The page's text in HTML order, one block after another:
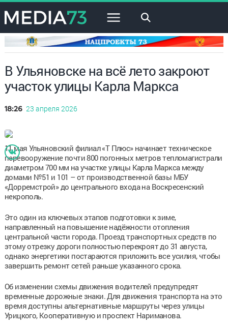
×
В Ульяновске на всё лето закроют
участок улицы Карла Маркса
18:26 23 апреля 2026
11 мая Ульяновский филиал «Т Плюс» начинает техническое
перевооружение почти 800 погонных метров тепломагистрали
диаметром 700 мм на участке улицы Карла Маркса между
домами №51 и 101 – от производственной базы МБУ
«Дорремстрой» до центрального входа на Воскресенский
некрополь.
Это один из ключевых этапов подготовки к зиме,
направленный на повышение надёжности отопления
центральной части города. Проезд транспортных средств по
этому отрезку дороги полностью перекроят до 31 августа,
однако энергетики постараются приложить все усилия, чтобы
завершить ремонт сетей раньше указанного срока.
Об изменении схемы движения водителей предупредят
временные дорожные знаки. Для движения транспорта на это
время доступны альтернативные маршруты через улицы
Урицкого, Кооперативную и проспект Нариманова.